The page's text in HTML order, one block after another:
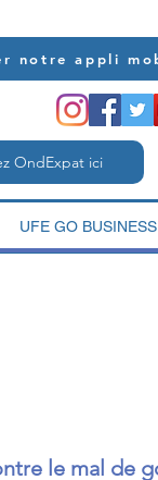
notre appli
OndExpat ici
UFE GO BUSINESS
le mal de